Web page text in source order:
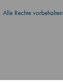
Alle Rechte vorbehalten